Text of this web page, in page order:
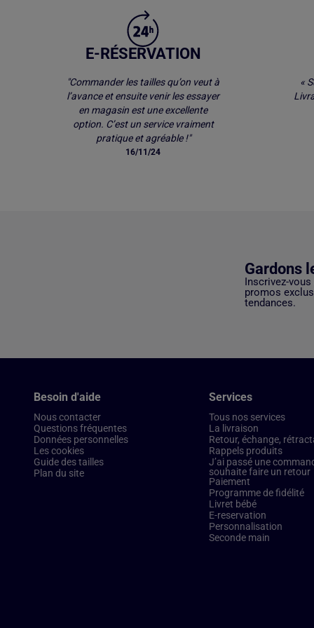
E-RÉSERVATION
"Commander les tailles qu’on veut à
l’avance et ensuite venir les essayer
en magasin est une excellente
option. C’est un service vraiment
pratique et agréable !"
16/11/24
«
Gardons
Inscrivez-
promos
tendances.
Besoin d'aide
Nous contacter
Questions fréquentes
Données personnelles
Les cookies
Guide des tailles
Plan du site
Services
Tous nos services
La livraison
Retour, échange,
Rappels produits
J’ai passé une
souhaite faire un retour
Paiement
Programme de fidélité
Livret bébé
E-reservation
Personnalisation
Seconde main